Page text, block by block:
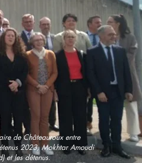
de Châteauroux entre
2023, Mokhtar Amoudi
et les détenus.